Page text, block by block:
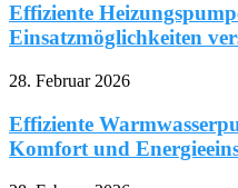
Effiziente
Einsatzmöglichkeiten
28. Februar 2026
Effiziente
Komfort und